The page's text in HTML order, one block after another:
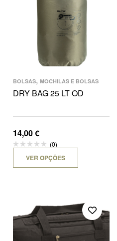
BOLSAS, MOCHILAS E BOLSAS
DRY BAG 25 LT OD
14,00€
(0)
VER OPÇÕES